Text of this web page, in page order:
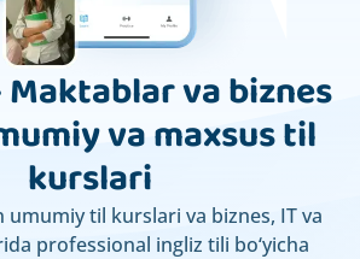
Maktablar va biznes
va maxsus til
kurslari
umumiy til kurslari va biznes, IT va
professional ingliz tili bo‘yicha